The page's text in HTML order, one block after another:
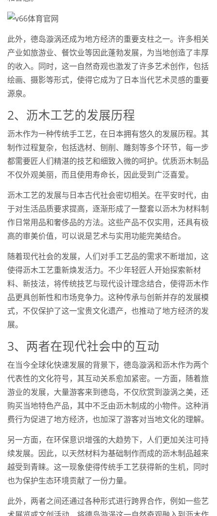
此外，德岛漩涡还成为地方经济的重要支柱之一。许多相关
产业如旅游业、餐饮业等因此蓬勃发展，为当地创造了丰厚
的收入。同时，这一自然奇观也激发了许多艺术创作，包括
绘画、摄影等形式，使得它成为了日本当代艺术灵感的重要
源泉。
2、沥木工艺的发展历程
沥木作为一种传统手工艺，在日本拥有悠久的发展历程。其
制作过程复杂，包括选材、刨削、雕刻等多个环节，每一步
都需要匠人们精湛的技艺和细致入微的呵护。优质沥木制品
不仅外观美丽，而且使用寿命长，因此受到广泛喜爱。
沥木工艺的发展与日本古代社会密切相关。在平安时代，由
于对生活品质要求提高，逐渐形成了一整套以沥木为材料制
作日常用品和奢侈品的方法。这些产品不仅实用，还具有极
高的审美价值，可以说是艺术与实用功能完美结合。
随着现代社会的发展，人们对手工艺品的需求不断增加，这
使得沥木工艺重新焕发活力。不少年轻匠人开始探索新材
料、新技法，将传统技艺与现代设计理念结合，使得沥木作
品更具创新性和市场竞争力。这种传承与创新并存的发展模
式，不仅保护了这一宝贵文化遗产，也推动了地方经济的发
展。
3、两者在现代社会中的互动
在当今全球化快速发展的背景下，德岛漩涡和沥木作为两个
代表性的文化符号，其互动关系愈加紧密。一方面，随着旅
游业的发展，大量游客来到德岛，不仅欣赏到漩涡之美，还
购买当地特色产品，其中不乏由沥木制成的小物件。这种消
费行为促进了地方经济，也加深了游客对当地文化的理解。
另一方面，在环保意识增强的大趋势下，人们更加关注可持
续发展。因此，以天然材料为基础制作而成的沥木制品越来
越受到青睐。这一现象使得传统手工艺获得新的生机，同时
也为保护生态环境贡献了一份力量。
此外，两者之间还通过各种形式进行跨界合作，例如一些艺